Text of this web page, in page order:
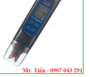
Wishlist